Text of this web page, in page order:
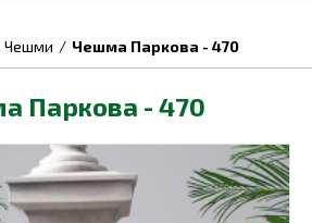
Чешми Чешма Паркова - 470
Паркова - 470